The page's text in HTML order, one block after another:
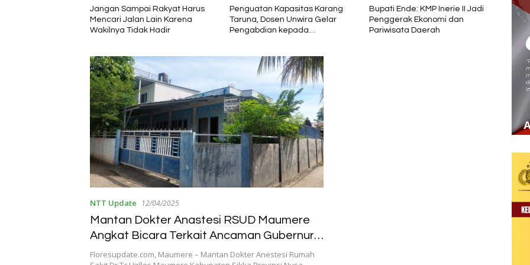
Jangan Sampai Rakyat Harus
Mencari Jalan Lain Karena
Wakilnya Tidak Hadir
Penguatan Kapasitas Karang
Taruna, Dosen Unwira Gelar
Pengabdian kepada
Bupati Ende: KMP Inerie II Jadi
Penggerak Ekonomi dan
Pariwisata Daerah
NTT Update 12/04/2025
Mantan Dokter Anastesi RSUD Maumere
Angkat Bicara Terkait Ancaman Gubernur
NTT
Floresupdate.com, Maumere – Mantan Dokter Anestesi Rumah